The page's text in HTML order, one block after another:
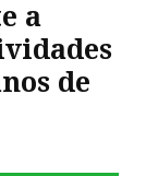
a
de